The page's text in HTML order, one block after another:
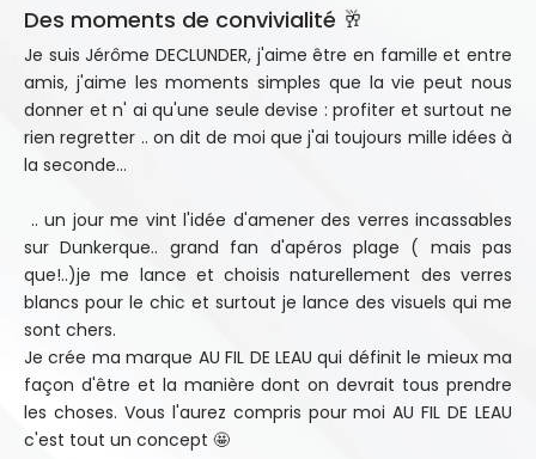
Des moments de convivialité 🥂
Je suis Jérôme DECLUNDER, j'aime être en famille et entre
amis, j'aime les moments simples que la vie peut nous
donner et n' ai qu'une seule devise : profiter et surtout ne
rien regretter .. on dit de moi que j'ai toujours mille idées à
la seconde...
.. un jour me vint l'idée d'amener des verres incassables
sur Dunkerque.. grand fan d'apéros plage ( mais pas
que!..)je me lance et choisis naturellement des verres
blancs pour le chic et surtout je lance des visuels qui me
sont chers.
Je crée ma marque AU FIL DE LEAU qui définit le mieux ma
façon d'être et la manière dont on devrait tous prendre
les choses. Vous l'aurez compris pour moi AU FIL DE LEAU
c'est tout un concept 🤩